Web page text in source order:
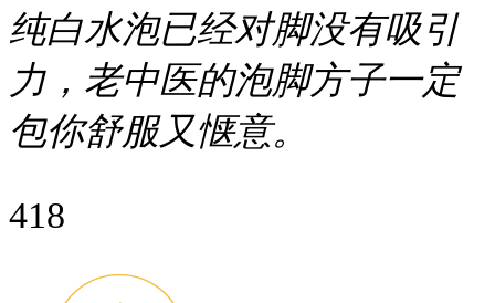
纯白水泡已经对脚没有吸引
力，老中医的泡脚方子一定
包你舒服又惬意。
418